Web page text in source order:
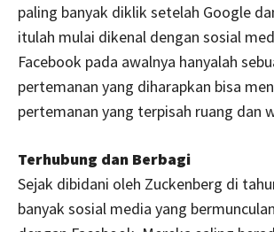
paling banyak diklik setelah Google
itulah mulai dikenal dengan sosial
Facebook pada awalnya hanyalah
pertemanan yang diharapkan bisa
pertemanan yang terpisah ruang dan
Terhubung dan Berbagi
Sejak dibidani oleh Zuckenberg di
banyak sosial media yang